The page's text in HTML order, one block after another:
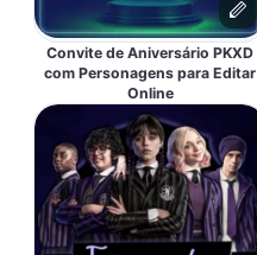
Convite de Aniversário PKXD
com Personagens para Editar
Online